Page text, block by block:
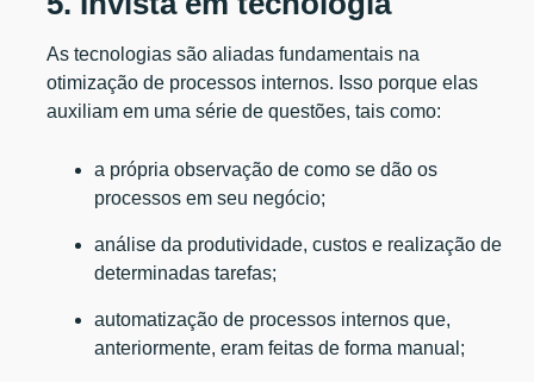
As tecnologias são aliadas fundamentais na
otimização de processos internos. Isso porque elas
auxiliam em uma série de questões, tais como:
a própria observação de como se dão os
processos em seu negócio;
análise da produtividade, custos e realização de
determinadas tarefas;
automatização de processos internos que,
anteriormente, eram feitas de forma manual;